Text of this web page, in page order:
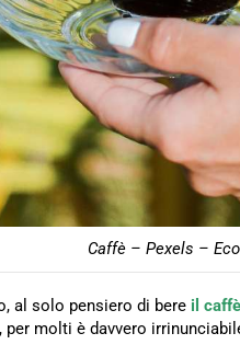
Caffè – Pexels –
al solo pensiero di bere il
molti è davvero